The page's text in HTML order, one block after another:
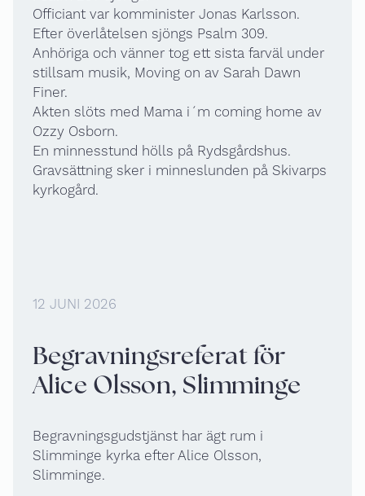
Officiant var komminister Jonas Karlsson.
Efter överlåtelsen sjöngs Psalm 309.
Anhöriga och vänner tog ett sista farväl under
stillsam musik, Moving on av Sarah Dawn
Finer.
Akten slöts med Mama i´m coming home av
Ozzy Osborn.
En minnesstund hölls på Rydsgårdshus.
Gravsättning sker i minneslunden på Skivarps
kyrkogård.
12 JUNI 2026
Begravningsreferat för
Alice Olsson, Slimminge
Begravningsgudstjänst har ägt rum i
Slimminge kyrka efter Alice Olsson,
Slimminge.